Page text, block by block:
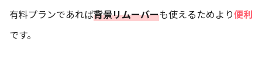
有料プランであれば背景リムーバーも使えるためより便利
です。